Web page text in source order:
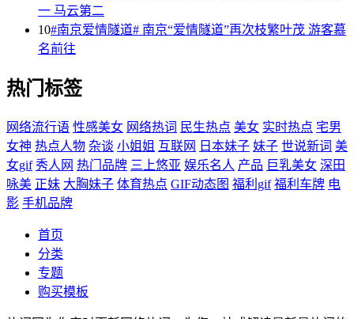
一 马云第二
10#南京爱情隧道# 南京“爱情隧道”再次枝繁叶茂 游客慕
名前往
热门标签
网络流行语 性感美女 网络热词 民生热点 美女 实时热点 宅男
女神 热点人物 杂谈 小姐姐 互联网 日本妹子 妹子 世说新词 美
女gif 秀人网 热门品牌 三上悠亚 娱乐名人 产品 巨乳美女 深田
咏美 正妹 大胸妹子 体育热点 GIF动态图 福利gif 福利车牌 电
影 手机品牌
首页
分类
专题
购买模板